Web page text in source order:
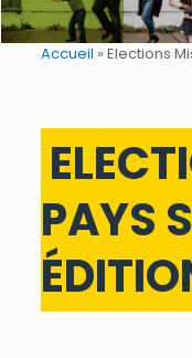
Accueil » Elections
PAYS